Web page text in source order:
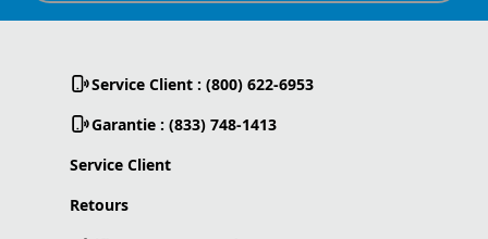
Service Client : (800) 622-6953
Garantie : (833) 748-1413
Service Client
Retours